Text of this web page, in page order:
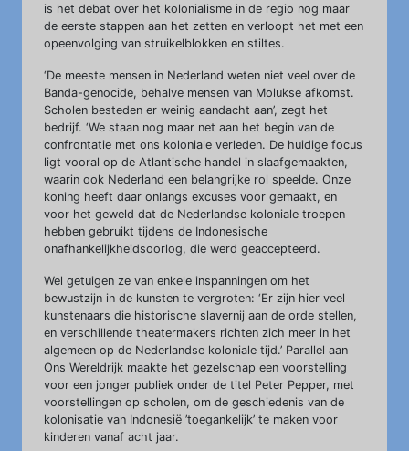
is het debat over het kolonialisme in de regio nog maar
de eerste stappen aan het zetten en verloopt het met een
opeenvolging van struikelblokken en stiltes.
‘De meeste mensen in Nederland weten niet veel over de
Banda-genocide, behalve mensen van Molukse afkomst.
Scholen besteden er weinig aandacht aan’, zegt het
bedrijf. ‘We staan nog maar net aan het begin van de
confrontatie met ons koloniale verleden. De huidige focus
ligt vooral op de Atlantische handel in slaafgemaakten,
waarin ook Nederland een belangrijke rol speelde. Onze
koning heeft daar onlangs excuses voor gemaakt, en
voor het geweld dat de Nederlandse koloniale troepen
hebben gebruikt tijdens de Indonesische
onafhankelijkheidsoorlog, die werd geaccepteerd.
Wel getuigen ze van enkele inspanningen om het
bewustzijn in de kunsten te vergroten: ‘Er zijn hier veel
kunstenaars die historische slavernij aan de orde stellen,
en verschillende theatermakers richten zich meer in het
algemeen op de Nederlandse koloniale tijd.’ Parallel aan
Ons Wereldrijk maakte het gezelschap een voorstelling
voor een jonger publiek onder de titel Peter Pepper, met
voorstellingen op scholen, om de geschiedenis van de
kolonisatie van Indonesië ’toegankelijk’ te maken voor
kinderen vanaf acht jaar.